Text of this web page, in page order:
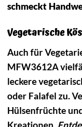
schmeckt
Vegetarische
Auch für
MFW3612A
leckere
oder Falafel zu.
Hülsenfrüchte
Kreationen.